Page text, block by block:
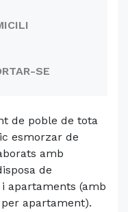
SE
de poble de tota
esmorzar de
amb
de
apartaments (amb
apartament).